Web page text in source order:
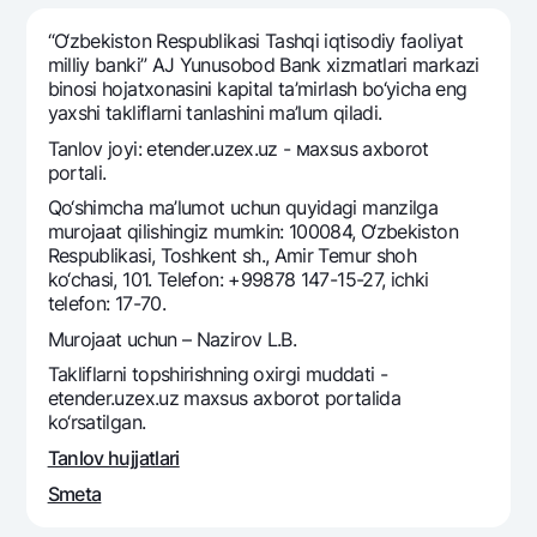
Hamma uchun USD uchun
Talab qilib olinguncha USD
Oltin omonat
NBU’dan oltin quymalar
Kumush omonat
UzCard/HUMO
Visa
Visa FIFA
Mastercard
Ish haqi
Garmin pay
Eskrou hisobvarag‘i
Tariflar
Aksiyalar
Milliy mobil ilovasi
Ko'p beriladigan savollar
Sayt bo‘yicha qidiring
Qidirish
Foydali havolalar
Ko'p beriladigan savollar
“O‘zbekiston Respublikasi Tashqi iqtisodiy faoliyat
milliy banki” AJ Yunusobod Вank xizmatlari markazi
binosi hojatxonasini kapital ta’mirlash bo‘yicha eng
yaxshi takliflarni tanlashini ma’lum qiladi.
Tanlov joyi: etender.uzex.uz - мaxsus axborot
portali.
Qo‘shimcha ma’lumot uchun quyidagi manzilga
murojaat qilishingiz mumkin: 100084, O‘zbekiston
Respublikasi, Toshkent sh., Amir Temur shoh
ko‘chasi, 101. Telefon: +99878 147-15-27, ichki
telefon: 17-70.
Murojaat uchun – Nazirov L.B.
Takliflarni topshirishning oxirgi muddati -
etender.uzex.uz maxsus axborot portalida
ko‘rsatilgan.
Tanlov hujjatlari
Smeta